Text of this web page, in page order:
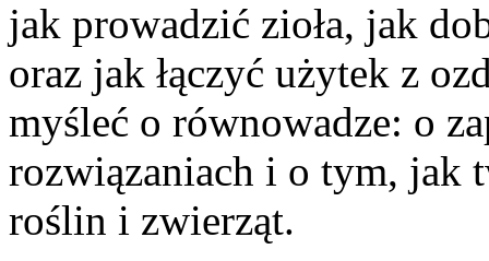
jak prowadzić zioła, jak
oraz jak łączyć użytek z
myśleć o równowadze: o
rozwiązaniach i o tym, jak
roślin i zwierząt.